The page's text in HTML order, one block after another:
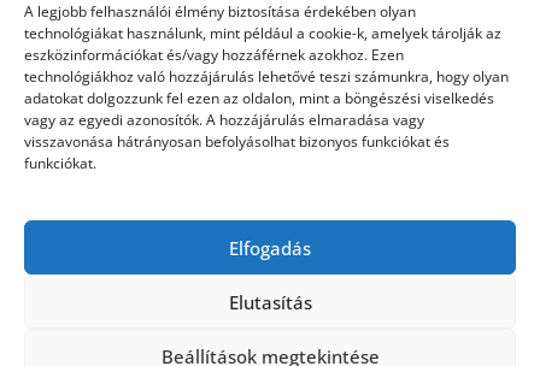
A legjobb felhasználói élmény biztosítása érdekében olyan
technológiákat használunk, mint például a cookie-k, amelyek tárolják az
eszközinformációkat és/vagy hozzáférnek azokhoz. Ezen
technológiákhoz való hozzájárulás lehetővé teszi számunkra, hogy olyan
adatokat dolgozzunk fel ezen az oldalon, mint a böngészési viselkedés
vagy az egyedi azonosítók. A hozzájárulás elmaradása vagy
visszavonása hátrányosan befolyásolhat bizonyos funkciókat és
funkciókat.
Elfogadás
Elutasítás
Beállítások megtekintése
Televízió
Vásárlás
Webshop
general kivitelező